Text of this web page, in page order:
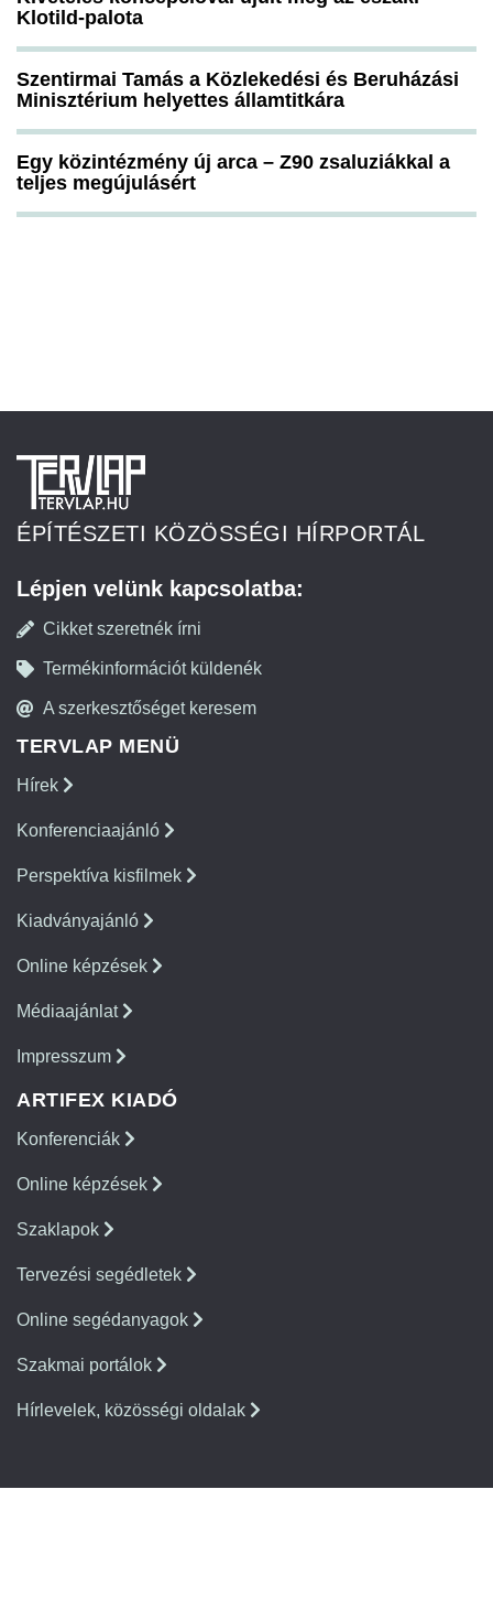
Klotild-palota
Szentirmai Tamás a Közlekedési és Beruházási
Minisztérium helyettes államtitkára
Egy közintézmény új arca – Z90 zsaluziákkal a
teljes megújulásért
ÉPÍTÉSZETI KÖZÖSSÉGI HÍRPORTÁL
Lépjen velünk kapcsolatba:
Cikket szeretnék írni
Termékinformációt küldenék
A szerkesztőséget keresem
TERVLAP MENÜ
Hírek
Konferenciaajánló
Perspektíva kisfilmek
Kiadványajánló
Online képzések
Médiaajánlat
Impresszum
ARTIFEX KIADÓ
Konferenciák
Online képzések
Szaklapok
Tervezési segédletek
Online segédanyagok
Szakmai portálok
Hírlevelek, közösségi oldalak